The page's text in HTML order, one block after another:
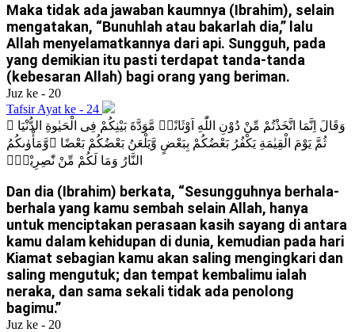
Maka tidak ada jawaban kaumnya (Ibrahim), selain
mengatakan, “Bunuhlah atau bakarlah dia,” lalu
Allah menyelamatkannya dari api. Sungguh, pada
yang demikian itu pasti terdapat tanda-tanda
(kebesaran Allah) bagi orang yang beriman.
Juz ke - 20
Tafsir Ayat ke - 24
وَقَالَ اِنَّمَا اتَّخَذْتُمْ مِّنْ دُوْنِ اللّٰهِ اَوْثَانًاۙ مَّوَدَّةَ بَيْنِكُمْ فِى الْحَيٰوةِ الدُّنْيَا ۚ
ثُمَّ يَوْمَ الْقِيٰمَةِ يَكْفُرُ بَعْضُكُمْ بِبَعْضٍ وَّيَلْعَنُ بَعْضُكُمْ بَعْضًا ۖوَّمَأْوٰىكُمُ
النَّارُ وَمَا لَكُمْ مِّنْ نّٰصِرِيْنَۖ
Dan dia (Ibrahim) berkata, “Sesungguhnya berhala-
berhala yang kamu sembah selain Allah, hanya
untuk menciptakan perasaan kasih sayang di antara
kamu dalam kehidupan di dunia, kemudian pada hari
Kiamat sebagian kamu akan saling mengingkari dan
saling mengutuk; dan tempat kembalimu ialah
neraka, dan sama sekali tidak ada penolong
bagimu.”
Juz ke - 20